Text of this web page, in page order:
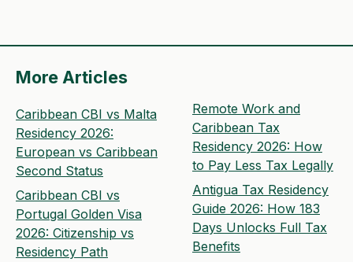
More Articles
Caribbean CBI vs Malta
Residency 2026:
European vs Caribbean
Second Status
Caribbean CBI vs
Portugal Golden Visa
2026: Citizenship vs
Residency Path
Remote Work and
Caribbean Tax
Residency 2026: How
to Pay Less Tax Legally
Antigua Tax Residency
Guide 2026: How 183
Days Unlocks Full Tax
Benefits